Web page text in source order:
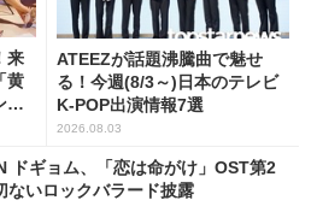
来
黄
5
ATEEZが話題沸騰曲で魅せ
る！今週(8/3～)日本のテレビ
K-POP出演情報7選
2026.08.03
ドギョム、「恋は命がけ」OST第2
ないロックバラード披露